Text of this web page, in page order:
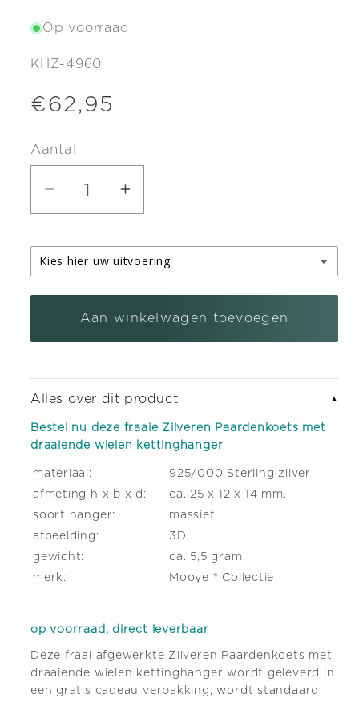
Op voorraad
SKU:
KHZ-4960
Normale
€62,95
Aantal
Aantal
voor
Zilveren
Paardenkoets
met
draaiende
kettinghanger
Aantal
voor
Zilveren
Paardenkoets
met
draaiende
kettinghanger
Kies hier uw uitvoering
zilveren kettinghanger
Aan winkelwagen toevoegen
Alles over dit product ▼
Bestel nu deze fraaie Zilveren Paardenkoets met
draaiende wielen kettinghanger
materiaal:
925/000 Sterling zilver
afmeting h x b x d:
ca. 25 x 12 x 14 mm.
soort hanger:
massief
afbeelding:
3D
gewicht:
ca. 5,5 gram
merk:
Mooye ® Collectie
op voorraad, direct leverbaar
Deze fraai afgewerkte Zilveren Paardenkoets met
draaiende wielen kettinghanger wordt geleverd in
een gratis cadeau verpakking, wordt standaard